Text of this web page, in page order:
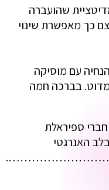
שהועברה
כך מאפשרת שינוי
עם מוסיקה
בברכה חמה
ספיראלת
האנרגטי